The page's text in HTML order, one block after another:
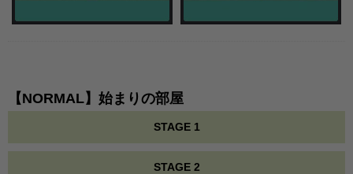
【NORMAL】始まりの部屋
STAGE 1
STAGE 2